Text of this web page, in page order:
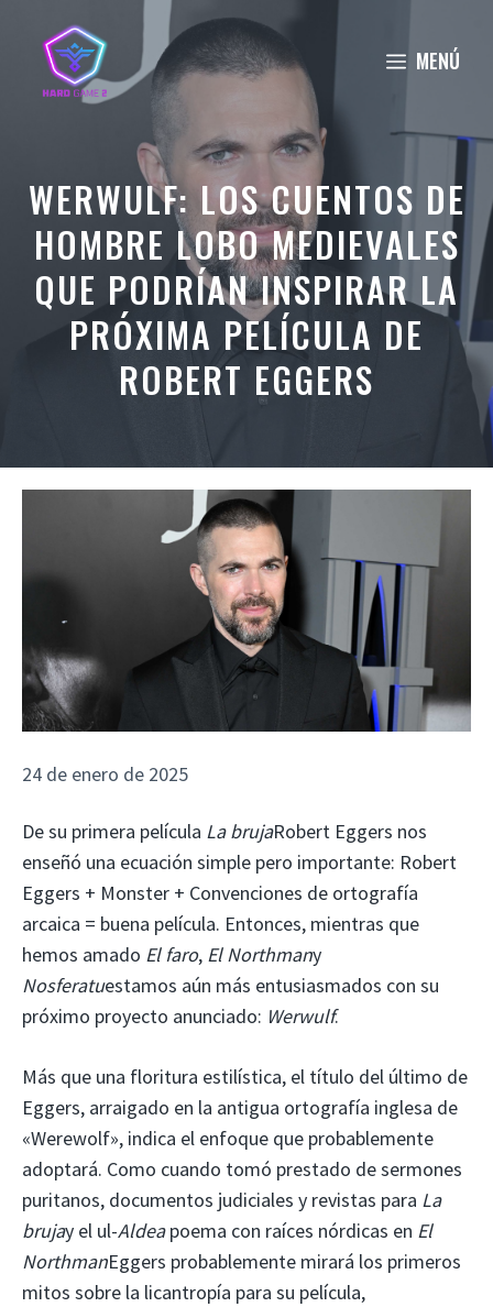
contenido
MENÚ
WERWULF: LOS CUENTOS DE
HOMBRE LOBO MEDIEVALES
QUE PODRÍAN INSPIRAR LA
PRÓXIMA PELÍCULA DE
ROBERT EGGERS
24 de enero de 2025
De su primera película La brujaRobert Eggers nos
enseñó una ecuación simple pero importante: Robert
Eggers + Monster + Convenciones de ortografía
arcaica = buena película. Entonces, mientras que
hemos amado El faro, El Northmany
Nosferatuestamos aún más entusiasmados con su
próximo proyecto anunciado: Werwulf.
Más que una floritura estilística, el título del último de
Eggers, arraigado en la antigua ortografía inglesa de
«Werewolf», indica el enfoque que probablemente
adoptará. Como cuando tomó prestado de sermones
puritanos, documentos judiciales y revistas para La
brujay el ul-Aldeapoema con raíces nórdicas en El
NorthmanEggers probablemente mirará los primeros
mitos sobre la licantropía para su película,